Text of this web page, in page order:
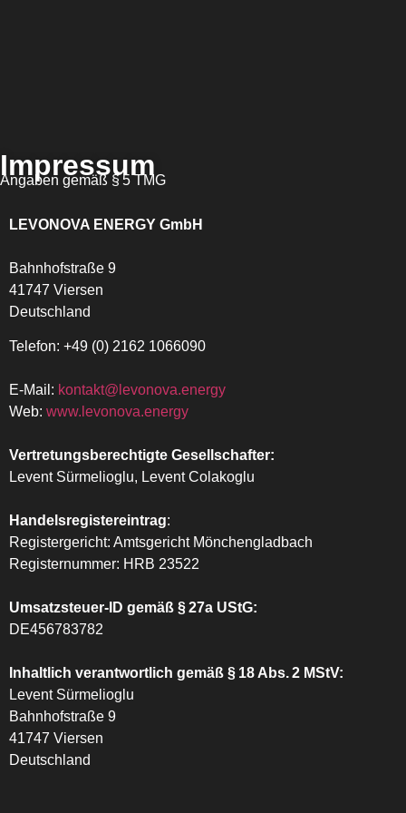
Impressum
Angaben gemäß § 5 TMG
LEVONOVA ENERGY GmbH
Bahnhofstraße 9
41747 Viersen
Deutschland
Telefon: +49 (0) 2162 1066090
E-Mail: kontakt@levonova.energy
Web: www.levonova.energy
Vertretungsberechtigte Gesellschafter:
Levent Sürmelioglu, Levent Colakoglu
Handelsregistereintrag:
Registergericht: AmtsgerichtMönchengladbach
Registernummer: HRB 23522
Umsatzsteuer-ID gemäß § 27a UStG:
DE456783782
Inhaltlich verantwortlich gemäß § 18 Abs. 2 MStV:
Levent Sürmelioglu
Bahnhofstraße 9
41747 Viersen
Deutschland